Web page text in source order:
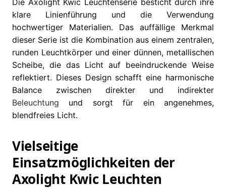
Die Axolight Kwic Leuchtenserie besticht durch ihre
klare Linienführung und die Verwendung
hochwertiger Materialien. Das auffällige Merkmal
dieser Serie ist die Kombination aus einem zentralen,
runden Leuchtkörper und einer dünnen, metallischen
Scheibe, die das Licht auf beeindruckende Weise
reflektiert. Dieses Design schafft eine harmonische
Balance zwischen direkter und indirekter
Beleuchtung und sorgt für ein angenehmes,
blendfreies Licht.
Vielseitige
Einsatzmöglichkeiten der
Axolight Kwic Leuchten